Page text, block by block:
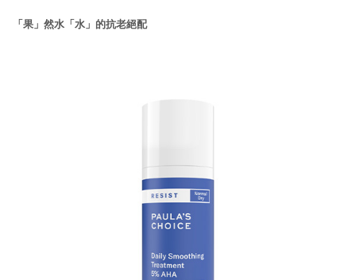
「果」然水「水」的抗老絕配